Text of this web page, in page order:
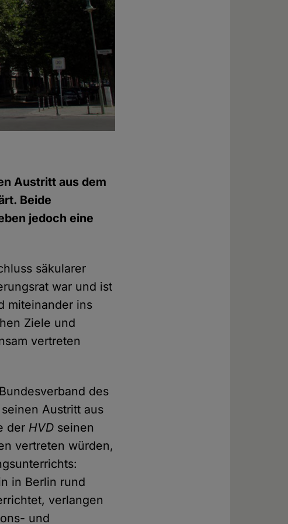
Austritt aus dem
Beide
jedoch eine
säkularer
war und ist
miteinander ins
Ziele und
vertreten
des
Austritt aus
der HVD seinen
vertreten würden,
in Berlin rund
verlangen
und